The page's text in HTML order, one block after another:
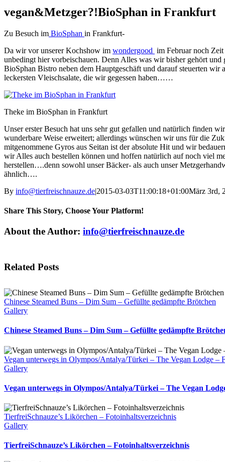
Image
vegan&Metzger?!BioSphan in Frankfurt
Zu Besuch im BioSphan in Frankfurt-
Da wir vor unserer Kochshow im wondergood im Februar noch
unbedingt hier vorbeischauen. Denn Alles was wir bisher gehört
BioSphan Bistro neben dem Hauptgeschäft und darauf steuerten
leckersten Vleischsalate, die wir gegessen haben……
Theke im BioSphan in Frankfurt
Unser erster Besuch hat uns sehr gut gefallen und natürlich finden
wunderbare Weise erweitert; allerdings wünschen wir uns für die
mitgenommene Gyros aus Seitan ist der absolute Hit und wir
wir Alles auch bestellen können und hoffen natürlich auf noch viel
herstellen….denn sowohl unser Bäcker- als auch unser
ähnlich….
By info@tierfreischnauze.de|2015-03-03T11:00:18+01:00März 3rd,
Share This Story, Choose Your Platform!
Facebook
X
Reddit
LinkedIn
Tumblr
Pinterest
Vk
Email
About the Author: info@tierfreischnauze.de
Related Posts
Chinese Steamed Buns – Dim Sum – Gefüllte gedämpfte Brötchen
Gallery
Chinese Steamed Buns – Dim Sum – Gefüllte gedämpfte
Vegan unterwegs in Olympos/Antalya/Türkei – The Vegan Lodge –
Gallery
Vegan unterwegs in Olympos/Antalya/Türkei – The Vegan
TierfreiSchnauze’s Likörchen – Fotoinhaltsverzeichnis
Gallery
TierfreiSchnauze’s Likörchen – Fotoinhaltsverzeichnis